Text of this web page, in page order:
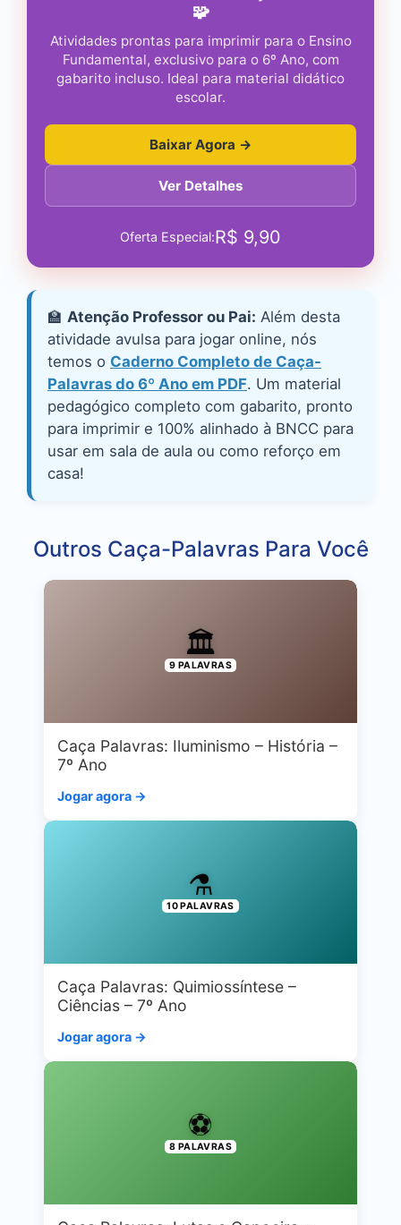
🧩
Atividades prontas para imprimir para o Ensino
Fundamental, exclusivo para o 6º Ano, com
gabarito incluso. Ideal para material didático
escolar.
Baixar Agora →
Ver Detalhes
Oferta Especial:R$ 9,90
🏫 Atenção Professor ou Pai: Além desta
atividade avulsa para jogar online, nós
temos o Caderno Completo de Caça-
Palavras do 6º Ano em PDF. Um material
pedagógico completo com gabarito, pronto
para imprimir e 100% alinhado à BNCC para
usar em sala de aula ou como reforço em
casa!
Outros Caça-Palavras Para Você
🏛️
9 PALAVRAS
Caça Palavras: Iluminismo – História –
7º Ano
Jogar agora →
⚗️
10 PALAVRAS
Caça Palavras: Quimiossíntese –
Ciências – 7º Ano
Jogar agora →
⚽
8 PALAVRAS